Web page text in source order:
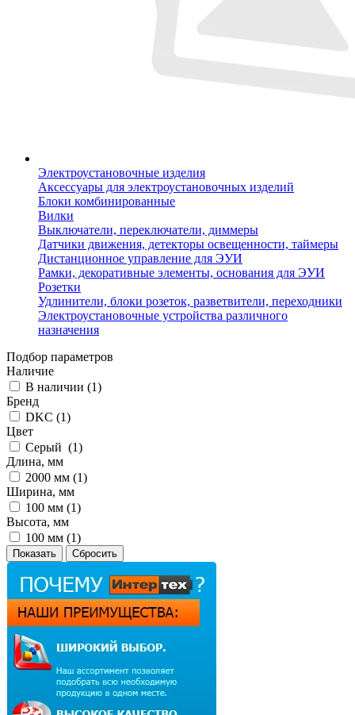
Электроустановочные изделия
Аксессуары для электроустановочных изделий
Блоки комбинированные
Вилки
Выключатели, переключатели, диммеры
Датчики движения, детекторы освещенности, таймеры
Дистанционное управление для ЭУИ
Рамки, декоративные элементы, основания для ЭУИ
Розетки
Удлинители, блоки розеток, разветвители, переходники
Электроустановочные устройства различного
назначения
Подбор параметров
Наличие
В наличии (1)
Бренд
DKC (1)
Цвет
Серый (1)
Длина, мм
2000 мм (1)
Ширина, мм
100 мм (1)
Высота, мм
100 мм (1)